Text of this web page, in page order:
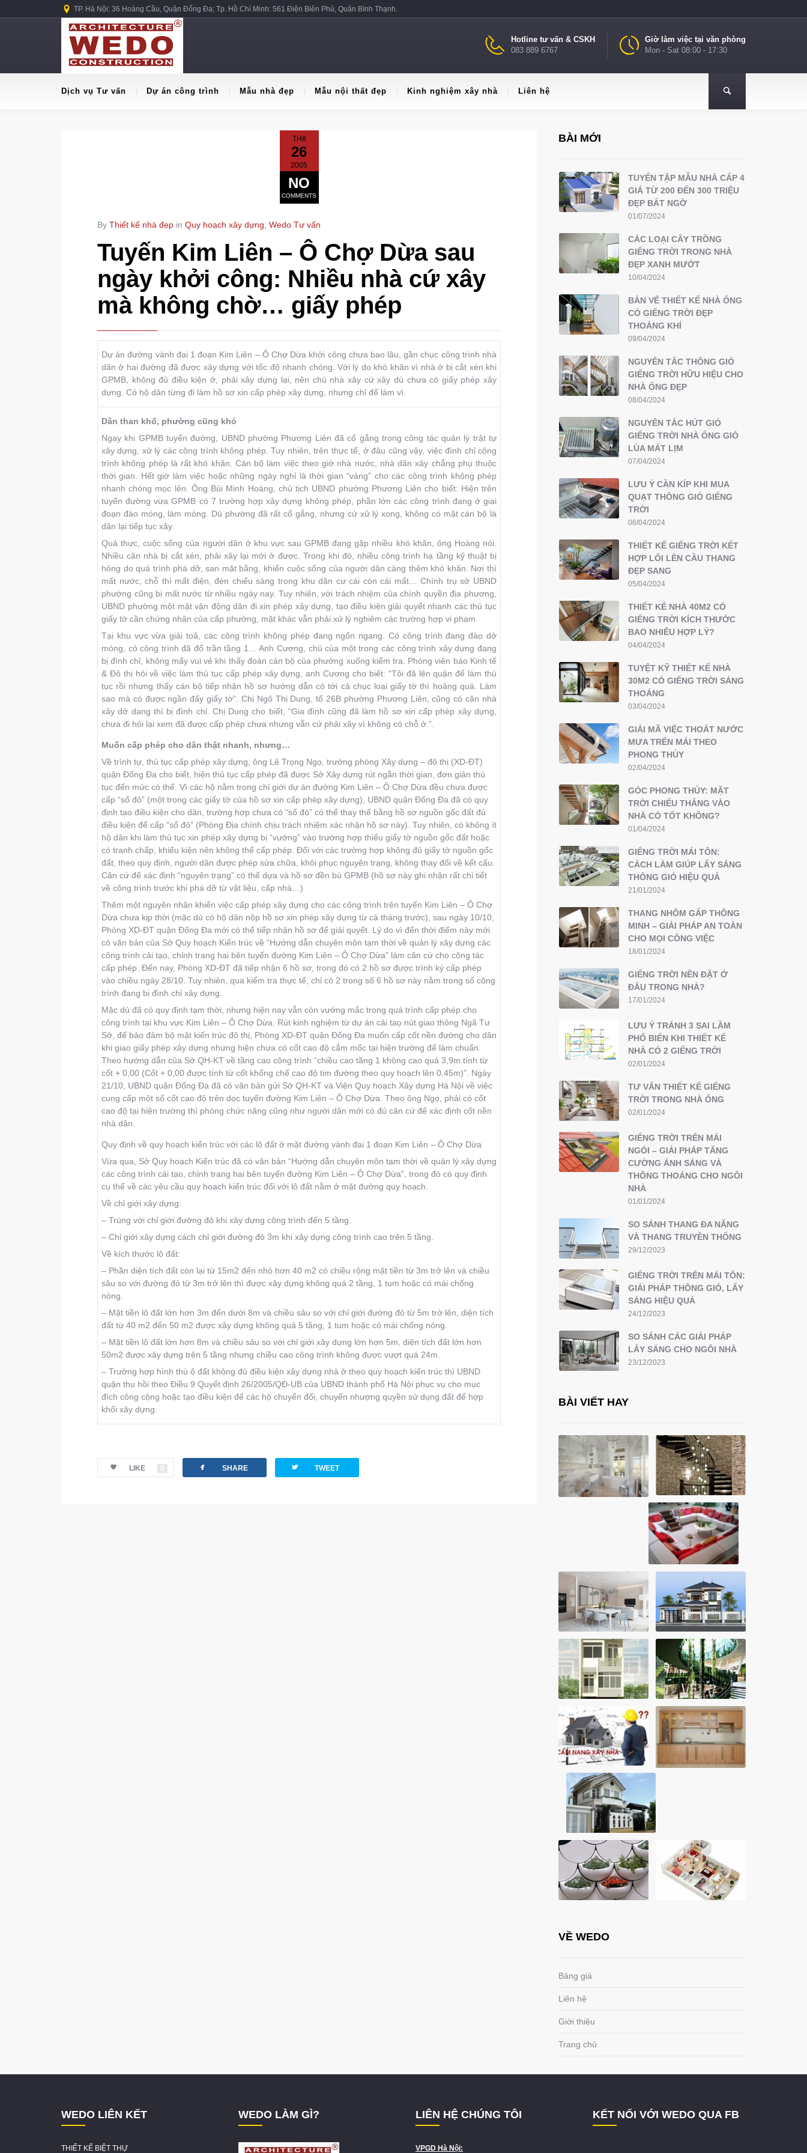
TP. Hà Nội: 36 Hoàng Cầu, Quận Đống Đa; Tp. Hồ Chí Minh: 561 Điện Biên Phủ, Quận Bình Thạnh.
Giờ làm việc tại văn phòng
Mon - Sat 08:00 - 17:30
Hotline tư vấn & CSKH
083 889 6767
Dịch vụ Tư vấn Dự án công trình Mẫu nhà đẹp Mẫu nội thất đẹp Kinh nghiệm xây nhà Liên hệ
TH8
26
2005
NO
COMMENTS
By Thiết kế nhà đẹp in Quy hoạch xây dựng Wedo Tư vấn
Tuyến Kim Liên – Ô Chợ Dừa sau
ngày khởi công: Nhiều nhà cứ xây
mà không chờ… giấy phép
Dự án đường vành đai 1 đoạn Kim Liên – Ô Chợ Dừa khởi công chưa bao lâu, gần chục công trình nhà
dân ở hai đường đã được xây dựng với tốc độ nhanh chóng. Với lý do khó khăn vì nhà ở bị cắt xén khi
GPMB, không đủ điều kiện ở, phải xây dựng lại, nên chủ nhà xây cứ xây dù chưa có giấy phép xây
dựng. Có hộ dân từng đi làm hồ sơ xin cấp phép xây dựng, nhưng chỉ để làm vì.
Dân than khổ, phường cũng khó
Ngay khi GPMB tuyến đường, UBND phường Phương Liên đã cố gắng trong công tác quản lý trật tự
xây dựng, xử lý các công trình không phép. Tuy nhiên, trên thực tế, ở đâu cũng vậy, việc đình chỉ công
trình không phép là rất khó khăn. Cán bộ làm việc theo giờ nhà nước, nhà dân xây chẳng phụ thuộc
thời gian. Hết giờ làm việc hoặc những ngày nghỉ là thời gian “vàng” cho các công trình không phép
nhanh chóng mọc lên. Ông Bùi Minh Hoàng, chủ tịch UBND phường Phương Liên cho biết: Hiện trên
tuyến đường vừa GPMB có 7 trường hợp xây dựng không phép, phần lớn các công trình đang ở giai
đoạn đào móng, làm móng. Dù phường đã rất cố gắng, nhưng cứ xử lý xong, không có mặt cán bộ là
dân lại tiếp tục xây.
Quả thực, cuộc sống của người dân ở khu vực sau GPMB đang gặp nhiều khó khăn, ông Hoàng nói.
Nhiều căn nhà bị cắt xén, phải xây lại mới ở được. Trong khi đó, nhiều công trình hạ tầng kỹ thuật bị
hỏng do quá trình phá dỡ, san mặt bằng, khiến cuộc sống của người dân càng thêm khó khăn. Nơi thì
mất nước, chỗ thì mất điện, đèn chiếu sáng trong khu dân cư cái còn cái mất… Chính trụ sở UBND
phường cũng bị mất nước từ nhiều ngày nay. Tuy nhiên, với trách nhiệm của chính quyền địa phương,
UBND phường một mặt vận động dân đi xin phép xây dựng, tạo điều kiện giải quyết nhanh các thủ tục
giấy tờ cần chứng nhận của cấp phường, mặt khác vẫn phải xử lý nghiêm các trường hợp vi phạm.
Tại khu vực vừa giải toả, các công trình không phép đang ngổn ngang. Có công trình đang đào dở
móng, có công trình đã đổ trần tầng 1… Anh Cương, chủ của một trong các công trình xây dựng đang
bị đình chỉ, không mấy vui vẻ khi thấy đoàn cán bộ của phường xuống kiểm tra. Phóng viên báo Kinh tế
& Ðô thị hỏi về việc làm thủ tục cấp phép xây dựng, anh Cương cho biết: “Tôi đã lên quận để làm thủ
tục rồi nhưng thấy cán bộ tiếp nhận hồ sơ hướng dẫn có tới cả chục loại giấy tờ thì hoảng quá. Làm
sao mà có được ngần đấy giấy tờ”. Chị Ngô Thị Dung, tổ 26B phường Phương Liên, cũng có căn nhà
xây dở dang thì bị đình chỉ. Chị Dung cho biết, “Gia đình cũng đã làm hồ sơ xin cấp phép xây dựng,
chưa đi hỏi lại xem đã được cấp phép chưa nhưng vẫn cứ phải xây vì không có chỗ ở.”.
Muốn cấp phép cho dân thật nhanh, nhưng…
Về trình tự, thủ tục cấp phép xây dựng, ông Lê Trọng Ngọ, trưởng phòng Xây dựng – đô thị (XD-ÐT)
quận Ðống Ða cho biết, hiện thủ tục cấp phép đã được Sở Xây dựng rút ngắn thời gian, đơn giản thủ
tục đến mức có thể. Vì các hộ nằm trong chỉ giới dự án đường Kim Liên – Ô Chợ Dừa đều chưa được
cấp “sổ đỏ” (một trong các giấy tờ của hồ sơ xin cấp phép xây dựng), UBND quận Ðống Ða đã có quy
định tạo điều kiện cho dân, trường hợp chưa có “sổ đỏ” có thể thay thế bằng hồ sơ nguồn gốc đất đủ
điều kiện để cấp “sổ đỏ” (Phòng Ðịa chính chịu trách nhiệm xác nhận hồ sơ này). Tuy nhiên, có không ít
hộ dân khi làm thủ tục xin phép xây dựng bị “vướng” vào trường hợp thiếu giấy tờ nguồn gốc đất hoặc
có tranh chấp, khiếu kiện nên không thể cấp phép. Ðối với các trường hợp không đủ giấy tờ nguồn gốc
đất, theo quy định, người dân được phép sửa chữa, khôi phục nguyên trạng, không thay đổi về kết cấu.
Căn cứ để xác định “nguyên trạng” có thể dựa và hồ sơ đền bù GPMB (hồ sơ này ghi nhận rất chi tiết
về công trình trước khi phá dỡ từ vật liệu, cấp nhà…)
Thêm một nguyên nhân khiến việc cấp phép xây dựng cho các công trình trên tuyến Kim Liên – Ô Chợ
Dừa chưa kịp thời (mặc dù có hộ dân nộp hồ sơ xin phép xây dựng từ cả tháng trước), sau ngày 10/10,
Phòng XD-ÐT quận Ðống Ða mới có thể tiếp nhận hồ sơ để giải quyết. Lý do vì đến thời điểm này mới
có văn bản của Sở Quy hoạch Kiến trúc về “Hướng dẫn chuyên môn tạm thời về quản lý xây dựng các
công trình cải tạo, chỉnh trang hai bên tuyến đường Kim Liên – Ô Chợ Dừa” làm căn cứ cho công tác
cấp phép. Ðến nay, Phòng XD-ÐT đã tiếp nhận 6 hồ sơ, trong đó có 2 hồ sơ được trình ký cấp phép
vào chiều ngày 28/10. Tuy nhiên, qua kiểm tra thực tế, chỉ có 2 trong số 6 hồ sơ này nằm trong số công
trình đang bị đình chỉ xây dựng.
Mặc dù đã có quy định tạm thời, nhưng hiện nay vẫn còn vướng mắc trong quá trình cấp phép cho
công trình tại khu vực Kim Liên – Ô Chợ Dừa. Rút kinh nghiệm từ dự án cải taọ nút giao thông Ngã Tư
Sở, để bảo đảm bộ mặt kiến trúc đô thị, Phòng XD-ÐT quận Ðống Ða muốn cấp cốt nền đường cho dân
khi giao giấy phép xây dựng nhưng hiện chưa có cốt cao độ cắm mốc tại hiện trường để làm chuẩn.
Theo hướng dẫn của Sở QH-KT về tầng cao công trình “chiều cao tầng 1 không cao quá 3,9m tính từ
cốt + 0,00 (Cốt + 0,00 được tính từ cốt khống chế cao độ tim đường theo quy hoạch lên 0,45m)”. Ngày
21/10, UBND quận Ðống Ða đã có văn bản gửi Sở QH-KT và Viện Quy hoạch Xây dựng Hà Nội về việc
cung cấp một số cốt cao độ trên dọc tuyến đường Kim Liên – Ô Chợ Dừa. Theo ông Ngọ, phải có cốt
cao độ tại hiện trường thì phòng chức năng cũng như người dân mới có đủ căn cứ để xác định cốt nền
nhà dân.
Quy định về quy hoạch kiến trúc với các lô đất ở mặt đường vành đai 1 đoạn Kim Liên – Ô Chợ Dừa
Vừa qua, Sở Quy hoạch Kiến trúc đã có văn bản “Hướng dẫn chuyên môn tạm thời về quản lý xây dựng
các công trình cải tạo, chỉnh trang hai bên tuyến đường Kim Liên – Ô Chợ Dừa”, trong đó có quy định
cụ thể về các yêu cầu quy hoạch kiến trúc đối với lô đất nằm ở mặt đường quy hoạch.
Về chỉ giới xây dựng:
– Trùng với chỉ giới đường đỏ khi xây dựng công trình đến 5 tầng.
– Chỉ giới xây dựng cách chỉ giới đường đỏ 3m khi xây dựng công trình cao trên 5 tầng.
Về kích thước lô đất:
– Phần diện tích đất còn lại từ 15m2 đến nhỏ hơn 40 m2 có chiều rộng mặt tiền từ 3m trở lên và chiều
sâu so với đường đỏ từ 3m trở lên thì được xây dựng không quá 2 tầng, 1 tum hoặc có mái chống
nóng.
– Mặt tiền lô đất lớn hơn 3m đến dưới 8m và chiều sâu so với chỉ giới đường đỏ từ 5m trở lên, diện tích
đất từ 40 m2 đến 50 m2 được xây dựng không quá 5 tầng, 1 tum hoặc có mái chống nóng.
– Mặt tiền lô đất lớn hơn 8m và chiều sâu so với chỉ giới xây dựng lớn hơn 5m, diện tích đất lớn hơn
50m2 được xây dựng trên 5 tầng nhưng chiều cao công trình không được vượt quá 24m.
– Trường hợp hình thù ô đất không đủ điều kiện xây dựng nhà ở theo quy hoạch kiến trúc thì UBND
quận thu hồi theo Ðiều 9 Quyết định 26/2005/QÐ-UB của UBND thành phố Hà Nội phục vụ cho mục
đích công cộng hoặc tạo điều kiện để các hộ chuyển đổi, chuyển nhượng quyền sử dụng đất để hợp
khối xây dựng.
LIKE 0 facebook SHARE twitterbird TWEET
BÀI MỚI
TUYỂN TẬP MẪU NHÀ CẤP 4
GIÁ TỪ 200 ĐẾN 300 TRIỆU
ĐẸP BẤT NGỜ
01/07/2024
CÁC LOẠI CÂY TRỒNG
GIẾNG TRỜI TRONG NHÀ
ĐẸP XANH MƯỚT
10/04/2024
BẢN VẼ THIẾT KẾ NHÀ ỐNG
CÓ GIẾNG TRỜI ĐẸP
THOÁNG KHÍ
09/04/2024
NGUYÊN TẮC THÔNG GIÓ
GIẾNG TRỜI HỮU HIỆU CHO
NHÀ ỐNG ĐẸP
08/04/2024
NGUYÊN TẮC HÚT GIÓ
GIẾNG TRỜI NHÀ ỐNG GIÓ
LÙA MÁT LỊM
07/04/2024
LƯU Ý CẦN KÍP KHI MUA
QUẠT THÔNG GIÓ GIẾNG
TRỜI
06/04/2024
THIẾT KẾ GIẾNG TRỜI KẾT
HỢP LỐI LÊN CẦU THANG
ĐẸP SANG
05/04/2024
THIẾT KẾ NHÀ 40M2 CÓ
GIẾNG TRỜI KÍCH THƯỚC
BAO NHIÊU HỢP LÝ?
04/04/2024
TUYỆT KỸ THIẾT KẾ NHÀ
30M2 CÓ GIẾNG TRỜI SÁNG
THOÁNG
03/04/2024
GIẢI MÃ VIỆC THOÁT NƯỚC
MƯA TRÊN MÁI THEO
PHONG THỦY
02/04/2024
GÓC PHONG THỦY: MẶT
TRỜI CHIẾU THẲNG VÀO
NHÀ CÓ TỐT KHÔNG?
01/04/2024
GIẾNG TRỜI MÁI TÔN:
CÁCH LÀM GIÚP LẤY SÁNG
THÔNG GIÓ HIỆU QUẢ
21/01/2024
THANG NHÔM GẤP THÔNG
MINH – GIẢI PHÁP AN TOÀN
CHO MỌI CÔNG VIỆC
18/01/2024
GIẾNG TRỜI NÊN ĐẶT Ở
ĐÂU TRONG NHÀ?
17/01/2024
LƯU Ý TRÁNH 3 SAI LẦM
PHỔ BIẾN KHI THIẾT KẾ
NHÀ CÓ 2 GIẾNG TRỜI
02/01/2024
TƯ VẤN THIẾT KẾ GIẾNG
TRỜI TRONG NHÀ ỐNG
02/01/2024
GIẾNG TRỜI TRÊN MÁI
NGÓI – GIẢI PHÁP TĂNG
CƯỜNG ÁNH SÁNG VÀ
THÔNG THOÁNG CHO NGÔI
NHÀ
01/01/2024
SO SÁNH THANG ĐA NĂNG
VÀ THANG TRUYỀN THỐNG
29/12/2023
GIẾNG TRỜI TRÊN MÁI TÔN:
GIẢI PHÁP THÔNG GIÓ, LẤY
SÁNG HIỆU QUẢ
24/12/2023
SO SÁNH CÁC GIẢI PHÁP
LẤY SÁNG CHO NGÔI NHÀ
23/12/2023
BÀI VIẾT HAY
VỀ WEDO
Bảng giá
Liên hệ
Giới thiệu
Trang chủ
WEDO LIÊN KẾT
THIẾT KẾ BIỆT THỰ
WEDO LÀM GÌ? LIÊN HỆ CHÚNG TÔI
VPGD Hà Nội:
KẾT NỐI VỚI WEDO QUA FB